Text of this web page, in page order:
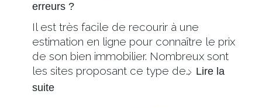
erreurs ?
Il est très facile de recourir à une
estimation en ligne pour connaître le prix
de son bien immobilier. Nombreux sont
les sites proposant ce type de… Lire la
suite